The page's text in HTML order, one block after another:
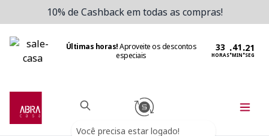
10% de Cashback em todas as compras!
Últimas horas!Aproveite os descontos
especiais
HORAS:MIN:SEG
Você precisa estar logado!